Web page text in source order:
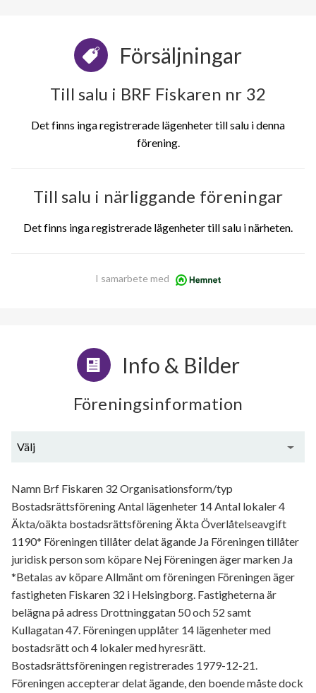
Försäljningar
Till salu i BRF Fiskaren nr 32
Det finns inga registrerade lägenheter till salu i denna
förening.
Till salu i närliggande föreningar
Det finns inga registrerade lägenheter till salu i närheten.
I samarbete med
Info & Bilder
Föreningsinformation
Välj
Namn Brf Fiskaren 32 Organisationsform/typ
Bostadsrättsförening Antal lägenheter 14 Antal lokaler 4
Äkta/oäkta bostadsrättsförening Äkta Överlåtelseavgift
1190* Föreningen tillåter delat ägande Ja Föreningen tillåter
juridisk person som köpare Nej Föreningen äger marken Ja
*Betalas av köpare Allmänt om föreningen Föreningen äger
fastigheten Fiskaren 32 i Helsingborg. Fastigheterna är
belägna på adress Drottninggatan 50 och 52 samt
Kullagatan 47. Föreningen upplåter 14 lägenheter med
bostadsrätt och 4 lokaler med hyresrätt.
Bostadsrättsföreningen registrerades 1979-12-21.
Föreningen accepterar delat ägande, den boende måste dock